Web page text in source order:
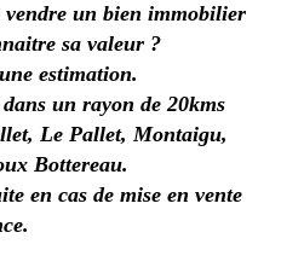
vendre un bien immobilier
sa valeur ?
estimation.
un rayon de 20kms
Le Pallet, Montaigu,
Bottereau.
en cas de mise en vente